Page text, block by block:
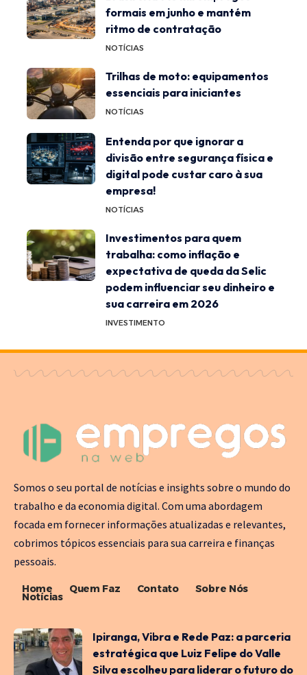
formais em junho e mantém
ritmo de contratação
NOTÍCIAS
Trilhas de moto: equipamentos
essenciais para iniciantes
NOTÍCIAS
Entenda por que ignorar a
divisão entre segurança física e
digital pode custar caro à sua
empresa!
NOTÍCIAS
Investimentos para quem
trabalha: como inflação e
expectativa de queda da Selic
podem influenciar seu dinheiro e
sua carreira em 2026
INVESTIMENTO
Somos o seu portal de notícias e insights sobre o mundo do
trabalho e da economia digital. Com uma abordagem
focada em fornecer informações atualizadas e relevantes,
cobrimos tópicos essenciais para sua carreira e finanças
pessoais.
Home Quem Faz Contato Sobre Nós
Notícias
Ipiranga, Vibra e Rede Paz: a parceria
estratégica que Luiz Felipe do Valle
Silva escolheu para liderar o futuro do